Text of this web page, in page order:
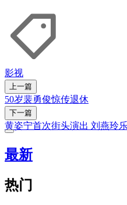
影视
上一篇
50岁裴勇俊惊传退休
下一篇
黄姿宁首次街头演出 刘燕玲
最新
热门